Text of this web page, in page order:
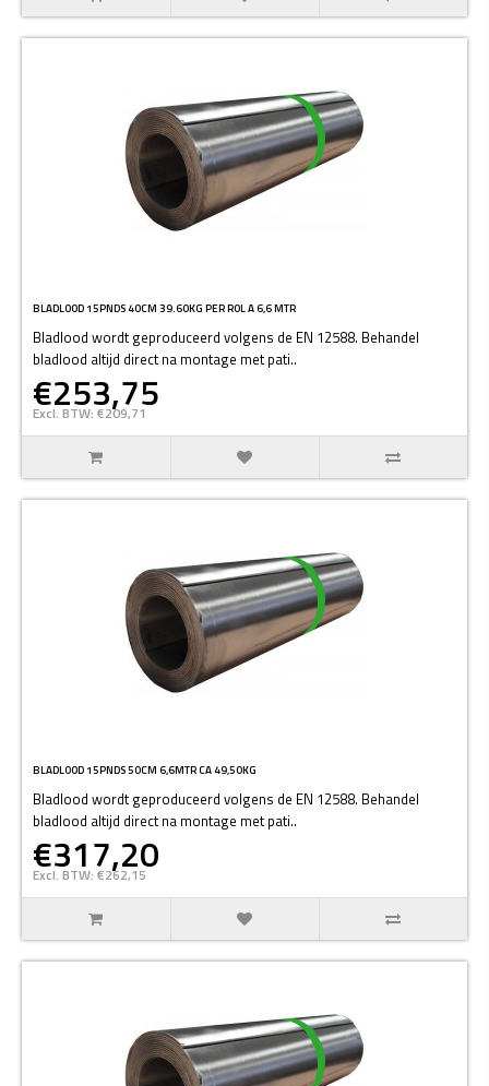
BLADLOOD 15PNDS 40CM 39.60KG PER ROL A 6,6 MTR
Bladlood wordt geproduceerd volgens de EN 12588. Behandel
bladlood altijd direct na montage met pati..
€253,75
Excl. BTW: €209,71
BLADLOOD 15PNDS 50CM 6,6MTR CA 49,50KG
Bladlood wordt geproduceerd volgens de EN 12588. Behandel
bladlood altijd direct na montage met pati..
€317,20
Excl. BTW: €262,15